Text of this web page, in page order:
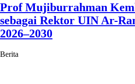
Prof Mujiburrahman
sebagai Rektor UIN Ar-
2026–2030
Berita